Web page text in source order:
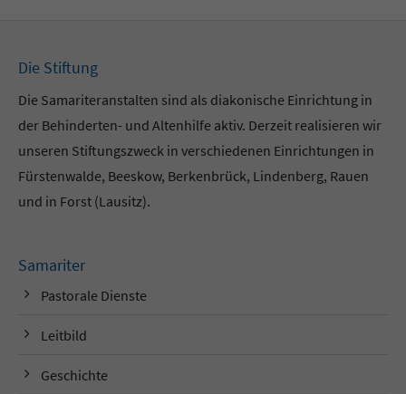
Die Stiftung
Die Samariteranstalten sind als diakonische Einrichtung in
der Behinderten- und Altenhilfe aktiv. Derzeit realisieren wir
unseren Stiftungszweck in verschiedenen Einrichtungen in
Fürstenwalde, Beeskow, Berkenbrück, Lindenberg, Rauen
und in Forst (Lausitz).
Samariter
Pastorale Dienste
Leitbild
Geschichte